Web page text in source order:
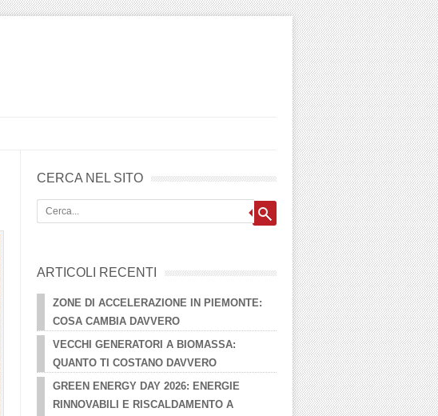
CERCA NEL SITO
Cerca
ARTICOLI RECENTI
ZONE DI ACCELERAZIONE IN PIEMONTE:
COSA CAMBIA DAVVERO
VECCHI GENERATORI A BIOMASSA:
QUANTO TI COSTANO DAVVERO
GREEN ENERGY DAY 2026: ENERGIE
RINNOVABILI E RISCALDAMENTO A